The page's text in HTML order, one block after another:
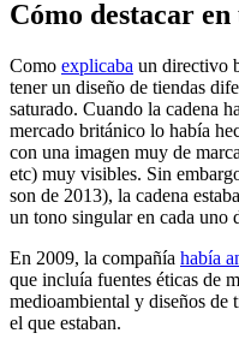
Cómo destacar
Como explicaba un directivo
tener un diseño de tiendas
saturado. Cuando la cadena
mercado británico lo había
con una imagen muy de
etc) muy visibles. Sin
son de 2013), la cadena
un tono singular en cada uno
En 2009, la compañía había
que incluía fuentes éticas de
medioambiental y diseños de
el que estaban.